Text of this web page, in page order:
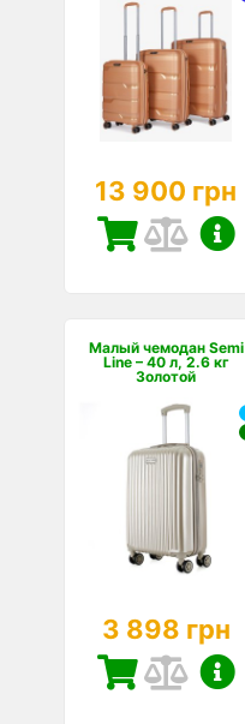
13 900 грн
Малый чемодан Semi
Line – 40 л, 2.6 кг
Золотой
3 898 грн